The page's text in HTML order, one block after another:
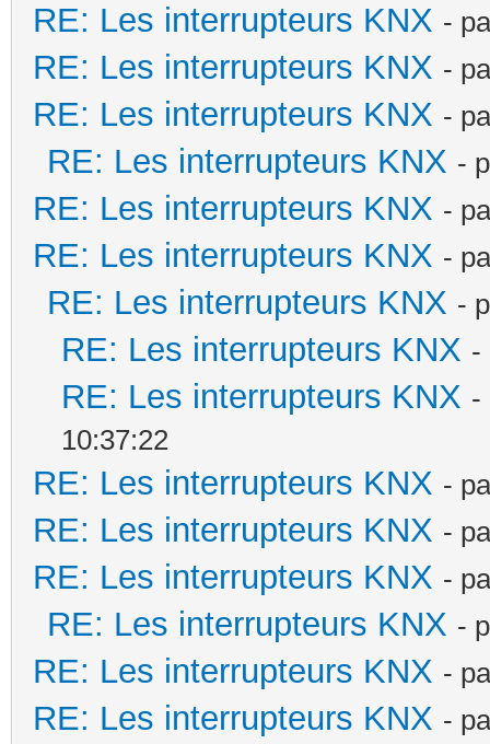
RE: Les interrupteurs KNX -
RE: Les interrupteurs KNX -
RE: Les interrupteurs KNX -
RE: Les interrupteurs KNX -
RE: Les interrupteurs KNX -
RE: Les interrupteurs KNX -
RE: Les interrupteurs KNX -
RE: Les interrupteurs KNX -
RE: Les interrupteurs KNX -
10:37:22
RE: Les interrupteurs KNX -
RE: Les interrupteurs KNX -
RE: Les interrupteurs KNX -
RE: Les interrupteurs KNX -
RE: Les interrupteurs KNX -
RE: Les interrupteurs KNX -